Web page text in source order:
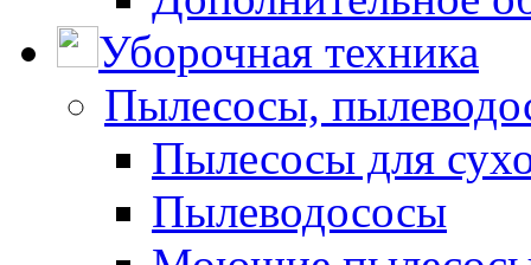
Уборочная техника
Пылесосы,
Пылесосы для
Пылеводососы